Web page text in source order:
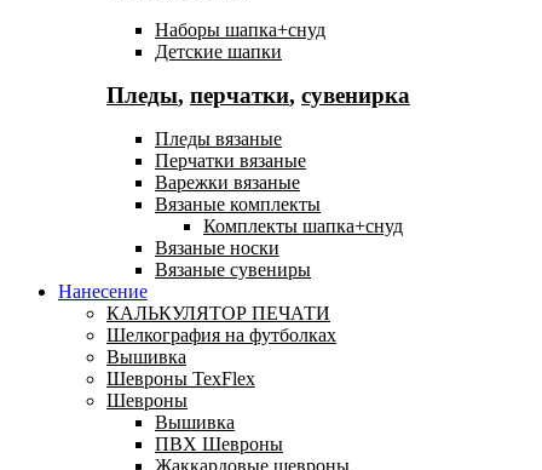
Наборы шапка+снуд
Детские шапки
Пледы, перчатки, сувенирка
Пледы вязаные
Перчатки вязаные
Варежки вязаные
Вязаные комплекты
Комплекты шапка+снуд
Вязаные носки
Вязаные сувениры
Нанесение
КАЛЬКУЛЯТОР ПЕЧАТИ
Шелкография на футболках
Вышивка
Шевроны TexFlex
Шевроны
Вышивка
ПВХ Шевроны
Жаккардовые шевроны